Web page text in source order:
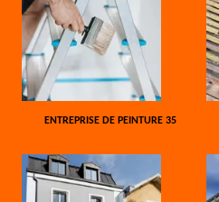
ENTREPRISE DE PEINTURE 35